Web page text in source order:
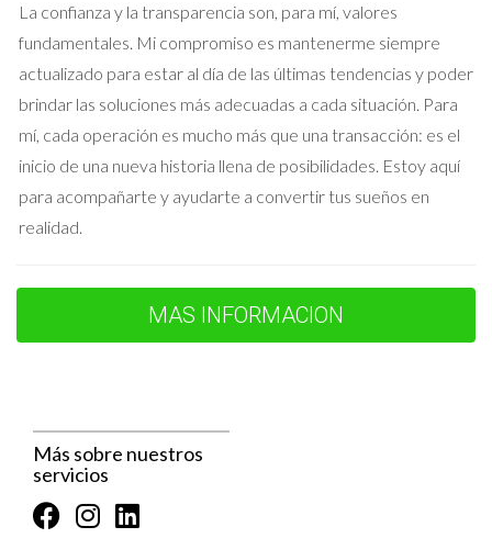
dinero en la compra.
7. ¿Qué gastos adicionales debo
considerar?
Además del precio de compra, hay otros gastos que pueden
surgir, como cuotas de comunidad, impuestos y gastos de
mantenimiento. Asegúrate de considerar todos estos
factores en tu presupuesto total.
8. ¿Es posible negociar el precio?
9. ¿Qué documentos son necesarios
para la compra?
La confianza y la transparencia son, para mí, valores
fundamentales. Mi compromiso es mantenerme siempre
actualizado para estar al día de las últimas tendencias y poder
brindar las soluciones más adecuadas a cada situación. Para
mí, cada operación es mucho más que una transacción: es el
inicio de una nueva historia llena de posibilidades. Estoy aquí
para acompañarte y ayudarte a convertir tus sueños en
realidad.
MAS INFORMACION
Más sobre nuestros
servicios